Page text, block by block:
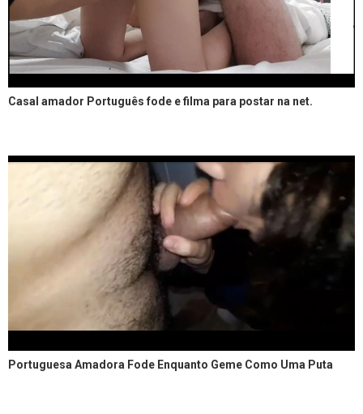
Casal amador Português fode e filma para postar na net.
Portuguesa Amadora Fode Enquanto Geme Como Uma Puta